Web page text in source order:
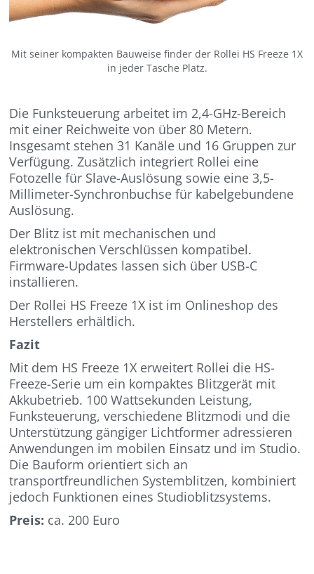
Mit seiner kompakten Bauweise finder der Rollei HS Freeze 1X
in jeder Tasche Platz.
Die Funksteuerung arbeitet im 2,4-GHz-Bereich
mit einer Reichweite von über 80 Metern.
Insgesamt stehen 31 Kanäle und 16 Gruppen zur
Verfügung. Zusätzlich integriert Rollei eine
Fotozelle für Slave-Auslösung sowie eine 3,5-
Millimeter-Synchronbuchse für kabelgebundene
Auslösung.
Der Blitz ist mit mechanischen und
elektronischen Verschlüssen kompatibel.
Firmware-Updates lassen sich über USB-C
installieren.
Der Rollei HS Freeze 1X ist im Onlineshop des
Herstellers erhältlich.
Fazit
Mit dem HS Freeze 1X erweitert Rollei die HS-
Freeze-Serie um ein kompaktes Blitzgerät mit
Akkubetrieb. 100 Wattsekunden Leistung,
Funksteuerung, verschiedene Blitzmodi und die
Unterstützung gängiger Lichtformer adressieren
Anwendungen im mobilen Einsatz und im Studio.
Die Bauform orientiert sich an
transportfreundlichen Systemblitzen, kombiniert
jedoch Funktionen eines Studioblitzsystems.
Preis: ca. 200 Euro